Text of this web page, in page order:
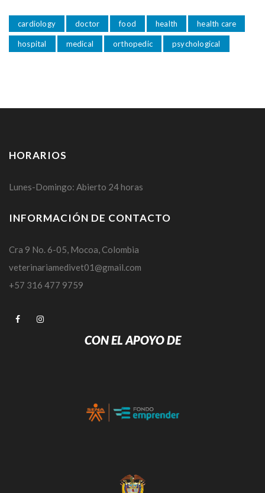
cardiology doctor food health health care
hospital medical orthopedic psychological
HORARIOS
Lunes-Domingo: Abierto 24 horas
INFORMACIÓN DE CONTACTO
Cra 9 No. 6-05, Mocoa, Colombia
veterinariamedivet01@gmail.com
+57 316 477 9759
CON EL APOYO DE